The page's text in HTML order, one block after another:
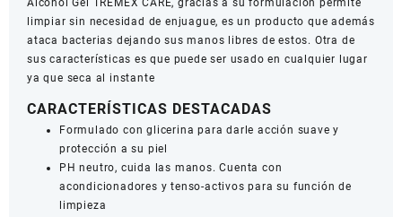
Alcohol Gel TREMEX CARE, gracias a su formulación permite
limpiar sin necesidad de enjuague, es un producto que además
ataca bacterias dejando sus manos libres de estos. Otra de
sus características es que puede ser usado en cualquier lugar
ya que seca al instante
CARACTERÍSTICAS DESTACADAS
Formulado con glicerina para darle acción suave y
protección a su piel
PH neutro, cuida las manos. Cuenta con
acondicionadores y tenso-activos para su función de
limpieza